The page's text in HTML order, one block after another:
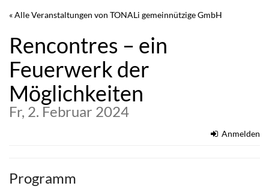
Zum
springen
« Alle Veranstaltungen von TONALi gemeinnützige GmbH
Rencontres – ein
Feuerwerk der
Möglichkeiten
Fr, 2. Februar 2024
Anmelden
Programm